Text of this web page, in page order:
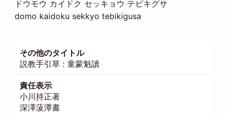
ドウモウ カイドク セッキョウ テビキグサ
domo kaidoku sekkyo tebikigusa
その他のタイトル
説教手引草 : 童蒙魁讀
責任表示
小川持正著
深澤蔆潭書